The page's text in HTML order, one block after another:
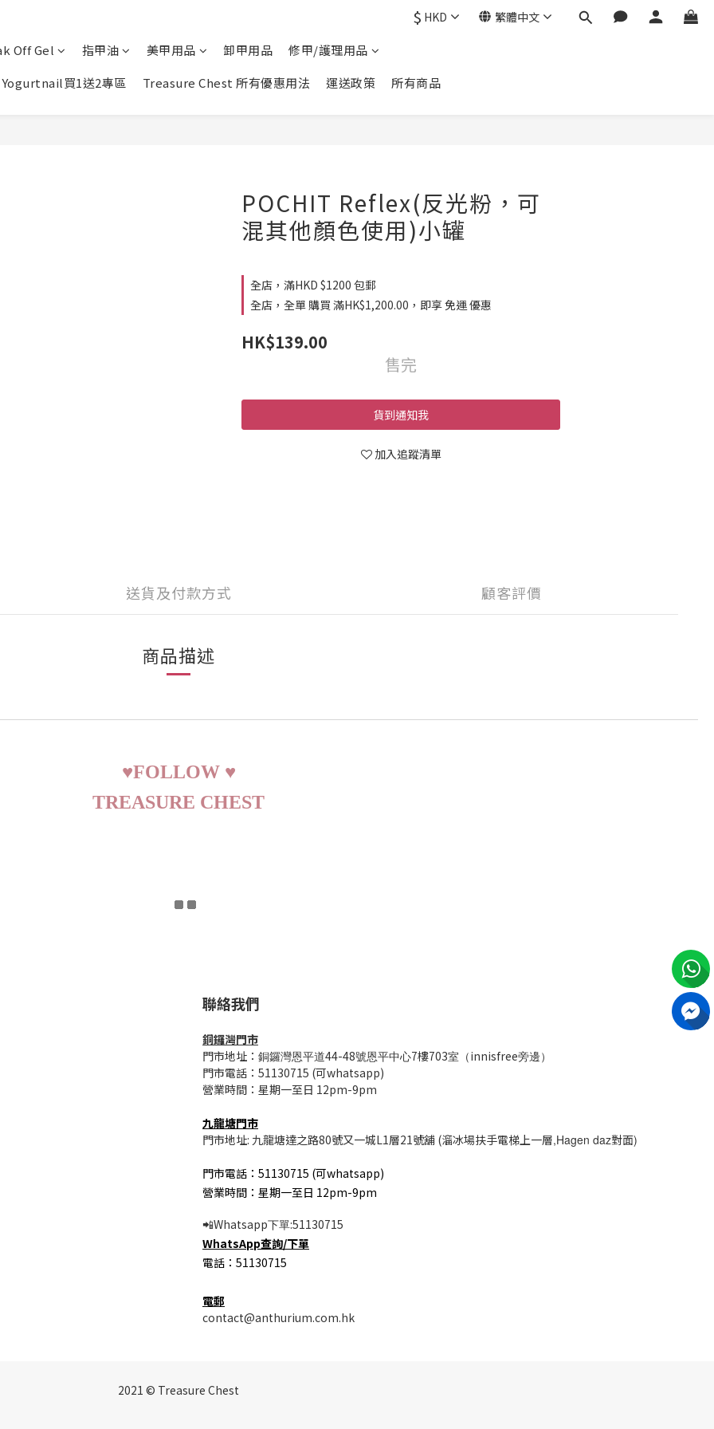
$ HKD 繁體中文
Off Gel 指甲油 美甲用品 卸甲用品
修甲/護理用品
Yogurtnail買1送2專區
Treasure Chest 所有優惠用法 運送政策 所有商品
POCHIT Reflex(反光粉，可
混其他顏色使用)小罐
全店，滿HKD $1200 包郵
全店，全單 購買 滿HK$1,200.00，即享 免運 優惠
HK$139.00
售完
貨到通知我
加入追蹤清單
送貨及付款方式 顧客評價
商品描述
♥FOLLOW ♥
TREASURE CHEST
聯絡我們
銅鑼灣門市
門市地址： 銅鑼灣恩平道44-48號恩平中心7樓703室（ innisfree旁邊）
門市電話：51130715 (可whatsapp)
營業時間：星期一至日 12pm-9pm
九龍塘門市
門市地址: 九龍塘達之路80號又一城L1層21號舖 (溜冰場扶手電梯上一層,Hagen daz對面)
門市電話：51130715 (可whatsapp)
營業時間：星期一至日 12pm-9pm
📲Whatsapp下單:51130715
WhatsApp查詢/下單
電話：51130715
電郵
contact@anthurium.com.hk
2021 © Treasure Chest